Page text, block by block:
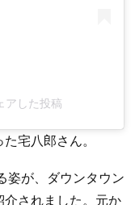
アした投稿
宅八郎さん。
姿が、ダウンタウン
介されました。元か